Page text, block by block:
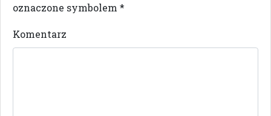
oznaczone symbolem *
Komentarz